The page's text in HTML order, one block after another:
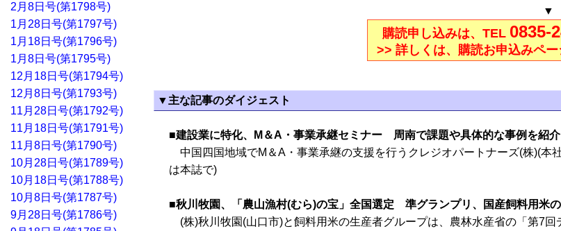
2月8日号(第1798号)
1月28日号(第1797号)
1月18日号(第1796号)
1月8日号(第1795号)
12月18日号(第1794号)
12月8日号(第1793号)
11月28日号(第1792号)
11月18日号(第1791号)
11月8日号(第1790号)
10月28日号(第1789号)
10月18日号(第1788号)
10月8日号(第1787号)
9月28日号(第1786号)
▼
購読申し込みは、TEL 0835-
>> 詳しくは、購読お申込みペー
▼主な記事のダイジェスト
■建設業に特化、M＆A・事業承継セミナー 周南で課題や具体的な事例を紹介
中国四国地域でM＆A・事業承継の支援を行うクレジオパートナーズ(株)(本
は本誌で)
■秋川牧園、「農山漁村(むら)の宝」全国選定 準グランプリ、国産飼料用米
(株)秋川牧園(山口市)と飼料用米の生産者グループは、農林水産省の「第7回